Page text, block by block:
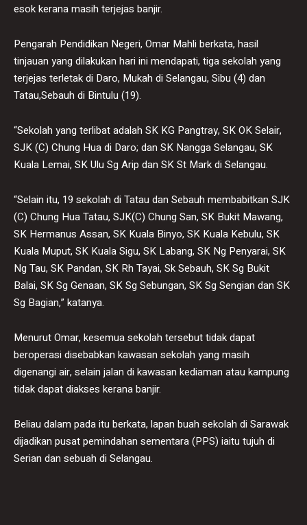
esok kerana masih terjejas banjir.
Pengarah Pendidikan Negeri, Omar Mahli berkata, hasil
tinjauan yang dilakukan hari ini mendapati, tiga sekolah yang
terjejas terletak di Daro, Mukah di Selangau, Sibu (4) dan
Tatau,Sebauh di Bintulu (19).
“Sekolah yang terlibat adalah SK KG Pangtray, SK OK Selair,
SJK (C) Chung Hua di Daro; dan SK Nangga Selangau, SK
Kuala Lemai, SK Ulu Sg Arip dan SK St Mark di Selangau.
“Selain itu, 19 sekolah di Tatau dan Sebauh membabitkan SJK
(C) Chung Hua Tatau, SJK(C) Chung San, SK Bukit Mawang,
SK Hermanus Assan, SK Kuala Binyo, SK Kuala Kebulu, SK
Kuala Muput, SK Kuala Sigu, SK Labang, SK Ng Penyarai, SK
Ng Tau, SK Pandan, SK Rh Tayai, Sk Sebauh, SK Sg Bukit
Balai, SK Sg Genaan, SK Sg Sebungan, SK Sg Sengian dan SK
Sg Bagian,” katanya.
Menurut Omar, kesemua sekolah tersebut tidak dapat
beroperasi disebabkan kawasan sekolah yang masih
digenangi air, selain jalan di kawasan kediaman atau kampung
tidak dapat diakses kerana banjir.
Beliau dalam pada itu berkata, lapan buah sekolah di Sarawak
dijadikan pusat pemindahan sementara (PPS) iaitu tujuh di
Serian dan sebuah di Selangau.